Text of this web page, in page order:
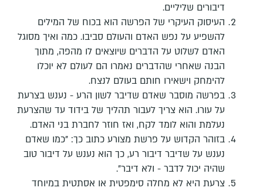
דיבורים שליליים.
העיסוק העיקרי של הפרשה הוא בכוח של המילים
להשפיע על נפש האדם והעולם סביבו. כמה ואיך מסוגל
האדם לשלוט על הדברים שיוצאים לו מהפה, מתוך
הבנה שאחרי שהדברים נאמרו הם לעולם לא יוכלו
להימחק וישאירו חותם בעולם לנצח.
בפרשה מוסבר שאדם שדיבר לשון הרע - נענש בצרעת
על עורו. הוא צריך לעבור תהליך של בידוד עד שהצרעת
נעלמת והוא לומד לקח, ואז חוזר לחברת בני האדם.
בזוהר הקדוש על פרשת מצורע כתוב כך: "כמו שאדם
נענש על שדיבר דיבור רע, כך הוא נענש על דיבור טוב
שהיה יכול לדבר - ולא דיבר".
צרעת היא לא מחלה סימפטית או אסתטית במיוחד